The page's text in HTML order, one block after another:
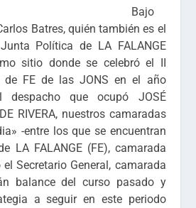
Bajo
Batres, quién también es el
Política de LA FALANGE
sitio donde se celebró el II
de FE de las JONS en el año
que ocupó JOSÉ
RIVERA, nuestros camaradas
-entre los que se encuentran
LA FALANGE (FE), camarada
Secretario General, camarada
balance del curso pasado y
a seguir en este periodo